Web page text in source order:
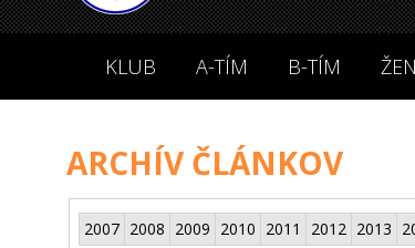
KLUB A-TÍM B-TÍM
ARCHÍV ČLÁNKOV
2007 2008 2009 2010 2011 2012 2013